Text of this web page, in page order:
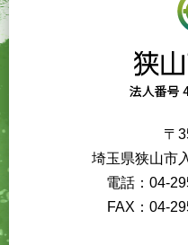
〒
埼玉県狭山市
電話：04-
FAX：04-